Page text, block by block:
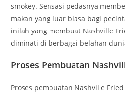
smokey. Sensasi pedasnya
makan yang luar biasa bagi
inilah yang membuat Nashville
diminati di berbagai belahan
Proses Pembuatan
Proses pembuatan Nashville